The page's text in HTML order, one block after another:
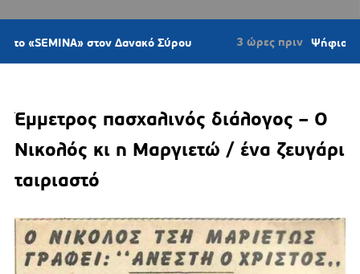
στον Δανακό Σύρου 3 ώρες πριν Ψήφισμα του
Έμμετρος πασχαλινός διάλογος – Ο
Νικολός κι η Μαργιετώ / ένα ζευγάρι
ταιριαστό